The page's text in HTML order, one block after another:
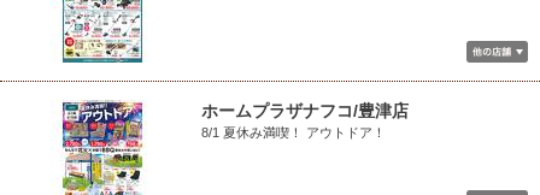
ホームプラザナフコ/豊津店
8/1 夏休み満喫！ アウトドア！